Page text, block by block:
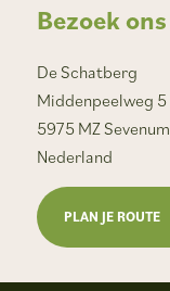
Bezoek ons
De Schatberg
Middenpeelweg 5
5975 MZ Sevenum
Nederland
PLAN JE ROUTE